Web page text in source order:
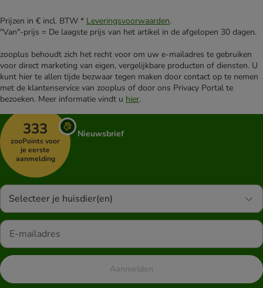
Prijzen in € incl. BTW * Leveringsvoorwaarden.
"Van"-prijs = De laagste prijs van het artikel in de afgelopen 30 dagen.
zooplus behoudt zich het recht voor om uw e-mailadres te gebruiken
voor direct marketing van eigen, vergelijkbare producten of diensten. U
kunt hier te allen tijde bezwaar tegen maken door contact op te nemen
met de klantenservice van zooplus of door ons Privacy Portal te
bezoeken. Meer informatie vindt u hier.
333
zooPoints voor
je eerste
aanmelding
Nieuwsbrief
Selecteer je huisdier(en)
Aanmelden